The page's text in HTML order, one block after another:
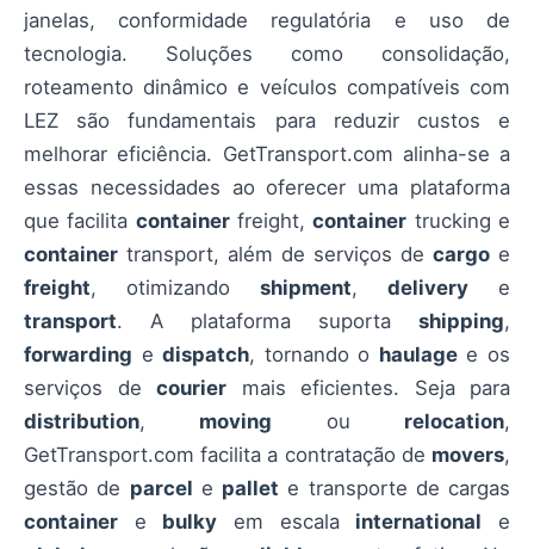
janelas, conformidade regulatória e uso de
tecnologia. Soluções como consolidação,
roteamento dinâmico e veículos compatíveis com
LEZ são fundamentais para reduzir custos e
melhorar eficiência. GetTransport.com alinha-se a
essas necessidades ao oferecer uma plataforma
que facilita containerfreight,container trucking e
container transport, além de serviços de cargo e
freight, otimizando shipment, delivery e
transport. A plataforma suporta shipping,
forwarding edispatch, tornando o haulagee os
serviços de courier mais eficientes. Seja para
distribution, moving ou relocation,
GetTransport.com facilita a contratação de movers,
gestão de parcel e pallet e transporte de cargas
container e bulky em escala international e